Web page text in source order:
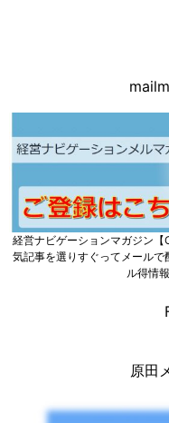
経営ナビゲーションマガジン【
気記事を選りすぐってメール
ル得情
原田